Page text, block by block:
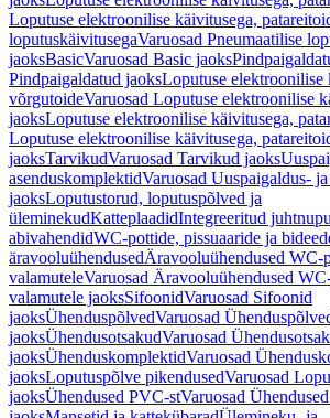
Loputuse elektroonilise käivitusega,
loputuskäivitusegaVaruosad Pneumaatilise
jaoksBasicVaruosad Basic jaoks
Pindpaigaldatud jaoksLoputuse elektroonilise
võrgutoideVaruosad Loputuse elektroonilise
jaoksLoputuse elektroonilise käivitusega,
Loputuse elektroonilise käivitusega,
jaoksTarvikudVaruosad Tarvikud jaoks
asenduskomplektidVaruosad Uuspaigaldus-
jaoksLoputustorud, loputuspõlved ja
üleminekudKatteplaadidIntegreeritud
abivahendidWC-pottide, pissuaaride ja
äravooluühendusedÄravooluühendused WC-
valamuteleVaruosad Äravooluühendused
valamutele jaoksSifoonidVaruosad Sifoonid
jaoksÜhenduspõlvedVaruosad
jaoksÜhendusotsakudVaruosad
jaoksÜhenduskomplektidVaruosad
jaoksLoputuspõlve pikendusedVaruosad
jaoksÜhendused PVC-stVaruosad